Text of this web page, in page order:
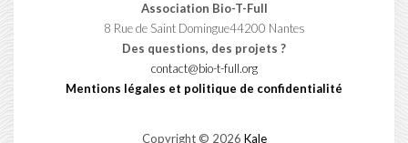
Association Bio-T-Full
8 Rue de Saint Domingue44200 Nantes
Des questions, des projets ?
contact@bio-t-full.org
Mentions légales et politique de confidentialité
Copyright © 2026 Kale